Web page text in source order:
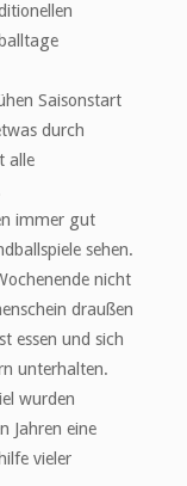
Saisonstart
durch
alle
immer gut
sehen.
nicht
draußen
essen und sich
unterhalten.
wurden
Jahren eine
vieler